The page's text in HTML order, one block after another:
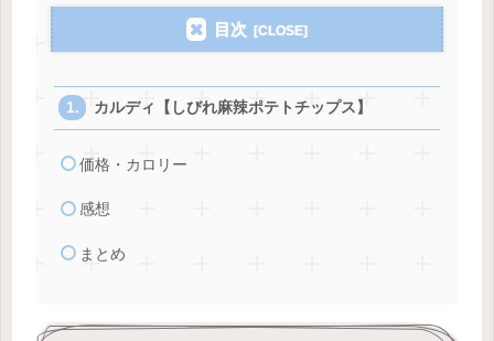
目次
カルディ【しびれ麻辣ポテトチップス】
価格・カロリー
感想
まとめ